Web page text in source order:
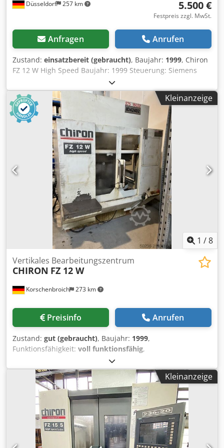
Düsseldorf 257 km 5.500 €
Festpreis zzgl. MwSt.
Anfragen Anrufen
Zustand: einsatzbereit (gebraucht), Baujahr: 1999, Chiron
FZ 12 W High Speed Baujahr: 1999 Steuerung: Siemens
Sinumerik Typ: Vertikales Bearbeitungszentrum mit
Palettenwechsler Verfahrwege X-Achse: ca. 550 mm Y-
Achse: ca. 300 mm Z-Achse: ca. 425 mm Spindel
Spindelaufnahme: SK40 Spindeldrehzahl: ca. 10.000 bis
10.500 U/min Spindelmotorleistung: ca. 9 bis 15 kW
Werkzeugsystem Werkzeugmagazin: ca. 12 bis 20 Plätze
Max. Werkzeuggewicht: ca. 4 kg Werkzeugaufnahme: SK40
Tisch Tischgröße: ca. 660 x 350 mm Max.
Werkstückgewicht: ca. 150 kg Tischtyp:
Palettenwechslersystem Elektrische Daten Spannung: 400
V oder 230 V Frequenz: 50 bis 60 Hz Dcsdpjy E Ihgjfx Ah
Usk Leistungsaufnahme: ca. 11 kVA Strom: ca. 15 A
Maschinenabmessungen und Gewicht Gewicht: ca. 4.000
kg Länge: ca. 3.000 bis 3.500 mm Breite: ca. 2.500 bis 3.000
mm Höhe: ca. 2.500 bis 3.000 mm Kühlsystem Hersteller:
Knoll Typ: 340 K 1 600 Baujahr: 1999
Kleinanzeige
1 /8
Korschenbroich 273 km
Vertikales Bearbeitungszentrum
CHIRON FZ 12 W
Preisinfo Anrufen
Zustand: gut (gebraucht), Baujahr: 1999,
Funktionsfähigkeit: voll funktionsfähig,
Maschinen-/Fahrzeugnummer:
Bearbeitungszentrum vertikal Fabrikat: CHIRON Group Typ:
CHIRON FZ 12 W Baujahr: 1999 Maschinen-Nr.: 183-89
Typische technische Daten der CHIRON FZ 12 W:
Maschinenart: Steuerung: meist Siemens 840D oder
Heidenhain Verfahrweg X: ca. 550 mm Verfahrweg Y: ca.
300 mm Verfahrweg Z: ca. 425 mm Tischgröße: ca. 660 ×
350 mm Tischbelastung: ca. 500 kg Spindeldrehzahl: je
nach Ausführung 10.000 – 20.000 U/min
Kleinanzeige